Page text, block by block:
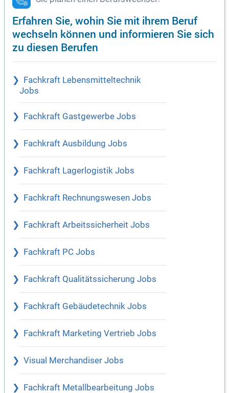
Erfahren Sie, wohin Sie mit ihrem Beruf
wechseln können und informieren Sie sich
zu diesen Berufen
Fachkraft Lebensmitteltechnik
Jobs
Fachkraft Gastgewerbe Jobs
Fachkraft Ausbildung Jobs
Fachkraft Lagerlogistik Jobs
Fachkraft Rechnungswesen Jobs
Fachkraft Arbeitssicherheit Jobs
Fachkraft PC Jobs
Fachkraft Qualitätssicherung Jobs
Fachkraft Gebäudetechnik Jobs
Fachkraft Marketing Vertrieb Jobs
Visual Merchandiser Jobs
Fachkraft Metallbearbeitung Jobs